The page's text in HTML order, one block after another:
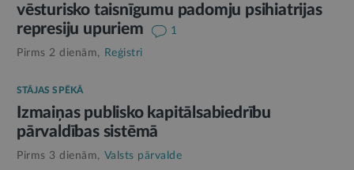
vēsturisko taisnīgumu padomju psihiatrijas
represiju upuriem
1
Pirms 2 dienām,
Reģistri
STĀJAS SPĒKĀ
Izmaiņas publisko kapitālsabiedrību
pārvaldības sistēmā
Pirms 3 dienām, Valsts pārvalde